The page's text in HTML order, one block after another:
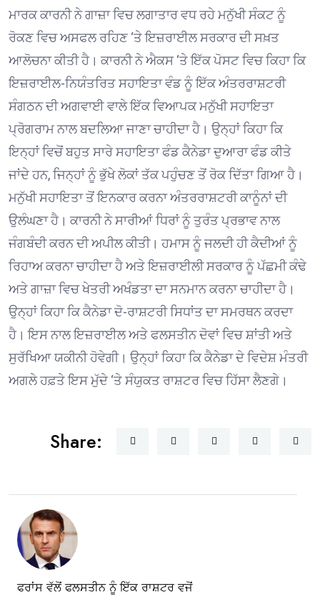
ਮਾਰਕ ਕਾਰਨੀ ਨੇ ਗਾਜ਼ਾ ਵਿਚ ਲਗਾਤਾਰ ਵਧ ਰਹੇ ਮਨੁੱਖੀ ਸੰਕਟ ਨੂੰ
ਰੋਕਣ ਵਿਚ ਅਸਫਲ ਰਹਿਣ ‘ਤੇ ਇਜ਼ਰਾਈਲ ਸਰਕਾਰ ਦੀ ਸਖ਼ਤ
ਆਲੋਚਨਾ ਕੀਤੀ ਹੈ। ਕਾਰਨੀ ਨੇ ਐਕਸ ‘ਤੇ ਇੱਕ ਪੋਸਟ ਵਿਚ ਕਿਹਾ ਕਿ
ਇਜ਼ਰਾਈਲ-ਨਿਯੰਤਰਿਤ ਸਹਾਇਤਾ ਵੰਡ ਨੂੰ ਇੱਕ ਅੰਤਰਰਾਸ਼ਟਰੀ
ਸੰਗਠਨ ਦੀ ਅਗਵਾਈ ਵਾਲੇ ਇੱਕ ਵਿਆਪਕ ਮਨੁੱਖੀ ਸਹਾਇਤਾ
ਪ੍ਰੋਗਰਾਮ ਨਾਲ ਬਦਲਿਆ ਜਾਣਾ ਚਾਹੀਦਾ ਹੈ। ਉਨ੍ਹਾਂ ਕਿਹਾ ਕਿ
ਇਨ੍ਹਾਂ ਵਿਚੋਂ ਬਹੁਤ ਸਾਰੇ ਸਹਾਇਤਾ ਫੰਡ ਕੈਨੇਡਾ ਦੁਆਰਾ ਫੰਡ ਕੀਤੇ
ਜਾਂਦੇ ਹਨ, ਜਿਨ੍ਹਾਂ ਨੂੰ ਭੁੱਖੇ ਲੋਕਾਂ ਤੱਕ ਪਹੁੰਚਣ ਤੋਂ ਰੋਕ ਦਿੱਤਾ ਗਿਆ ਹੈ।
ਮਨੁੱਖੀ ਸਹਾਇਤਾ ਤੋਂ ਇਨਕਾਰ ਕਰਨਾ ਅੰਤਰਰਾਸ਼ਟਰੀ ਕਾਨੂੰਨਾਂ ਦੀ
ਉਲੰਘਣਾ ਹੈ। ਕਾਰਨੀ ਨੇ ਸਾਰੀਆਂ ਧਿਰਾਂ ਨੂੰ ਤੁਰੰਤ ਪ੍ਰਭਾਵ ਨਾਲ
ਜੰਗਬੰਦੀ ਕਰਨ ਦੀ ਅਪੀਲ ਕੀਤੀ। ਹਮਾਸ ਨੂੰ ਜਲਦੀ ਹੀ ਕੈਦੀਆਂ ਨੂੰ
ਰਿਹਾਅ ਕਰਨਾ ਚਾਹੀਦਾ ਹੈ ਅਤੇ ਇਜ਼ਰਾਈਲੀ ਸਰਕਾਰ ਨੂੰ ਪੱਛਮੀ ਕੰਢੇ
ਅਤੇ ਗਾਜ਼ਾ ਵਿਚ ਖੇਤਰੀ ਅਖੰਡਤਾ ਦਾ ਸਨਮਾਨ ਕਰਨਾ ਚਾਹੀਦਾ ਹੈ।
ਉਨ੍ਹਾਂ ਕਿਹਾ ਕਿ ਕੈਨੇਡਾ ਦੋ-ਰਾਸ਼ਟਰੀ ਸਿਧਾਂਤ ਦਾ ਸਮਰਥਨ ਕਰਦਾ
ਹੈ। ਇਸ ਨਾਲ ਇਜ਼ਰਾਈਲ ਅਤੇ ਫਲਸਤੀਨ ਦੋਵਾਂ ਵਿਚ ਸ਼ਾਂਤੀ ਅਤੇ
ਸੁਰੱਖਿਆ ਯਕੀਨੀ ਹੋਵੇਗੀ। ਉਨ੍ਹਾਂ ਕਿਹਾ ਕਿ ਕੈਨੇਡਾ ਦੇ ਵਿਦੇਸ਼ ਮੰਤਰੀ
ਅਗਲੇ ਹਫ਼ਤੇ ਇਸ ਮੁੱਦੇ ‘ਤੇ ਸੰਯੁਕਤ ਰਾਸ਼ਟਰ ਵਿਚ ਹਿੱਸਾ ਲੈਣਗੇ।
Share:
ਫਰਾਂਸ ਵੱਲੋਂ ਫਲਸਤੀਨ ਨੂੰ ਇੱਕ ਰਾਸ਼ਟਰ ਵਜੋਂ